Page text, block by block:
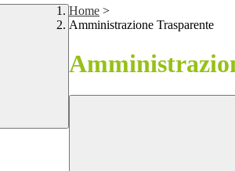
Home >
Amministrazione Trasparente